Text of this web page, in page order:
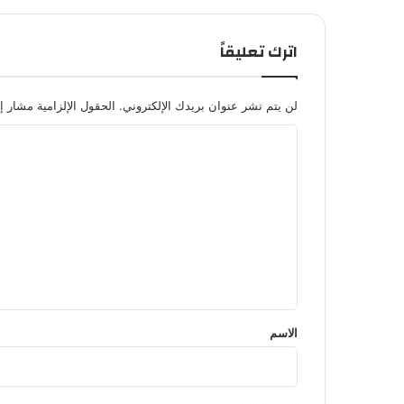
اترك تعليقاً
لن يتم نشر عنوان بريدك الإلكتروني. الحقول الإلزامية مشار
*
الاسم